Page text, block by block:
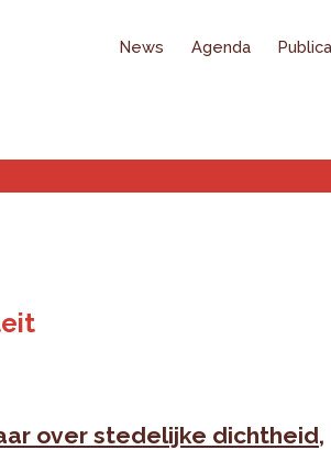
News Agenda
over stedelijke dichtheid,